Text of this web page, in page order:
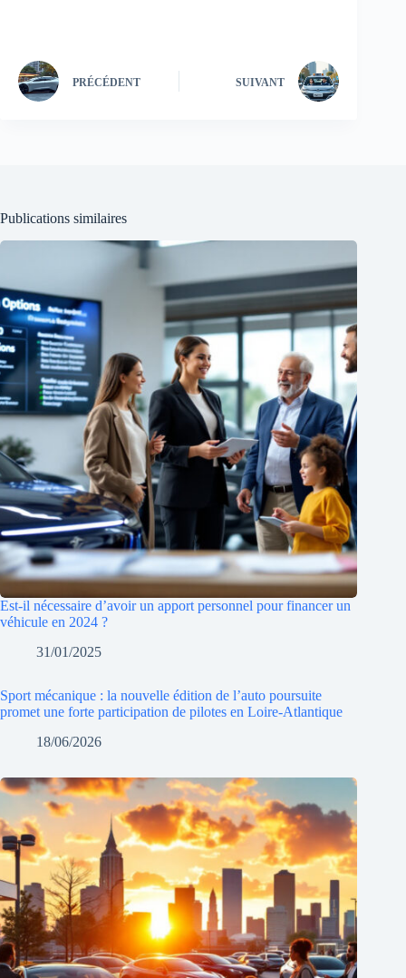
PRÉCÉDENT SUIVANT
Publications similaires
Est-il nécessaire d’avoir un apport personnel pour financer un
véhicule en 2024 ?
31/01/2025
Sport mécanique : la nouvelle édition de l’auto poursuite
promet une forte participation de pilotes en Loire-Atlantique
18/06/2026